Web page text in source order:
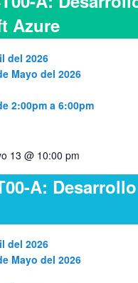
Azure
del 2026
Mayo del 2026
2:00pm a 6:00pm
13 @ 10:00 pm
A:
del 2026
Mayo del 2026